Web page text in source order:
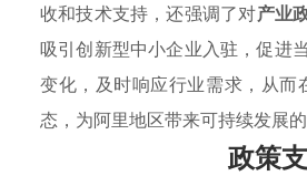
收和技术支持，还强调了对产业
吸引创新型中小企业入驻，促进
变化，及时响应行业需求，从
态，为阿里地区带来可持续发展的
政策